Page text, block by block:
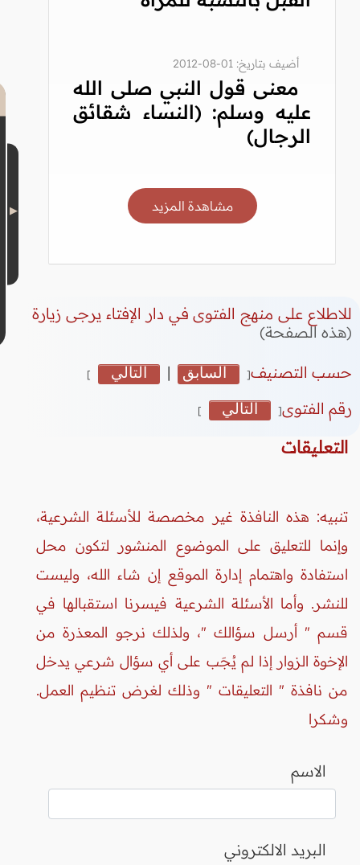
أضيف بتاريخ: 01-08-2012
معنى قول النبي صلى الله
عليه وسلم: (النساء شقائق
الرجال)
مشاهدة المزيد
للاطلاع على منهج الفتوى في دار الإفتاء يرجى زيارة
(هذه الصفحة)
حسب التصنيف[ السابق | التالي ]
رقم الفتوى[ التالي ]
التعليقات
تنبيه: هذه النافذة غير مخصصة للأسئلة الشرعية،
وإنما للتعليق على الموضوع المنشور لتكون محل
استفادة واهتمام إدارة الموقع إن شاء الله، وليست
للنشر. وأما الأسئلة الشرعية فيسرنا استقبالها في
قسم " أرسل سؤالك "، ولذلك نرجو المعذرة من
الإخوة الزوار إذا لم يُجَب على أي سؤال شرعي يدخل
من نافذة " التعليقات " وذلك لغرض تنظيم العمل.
وشكرا
الاسم
البريد الالكتروني